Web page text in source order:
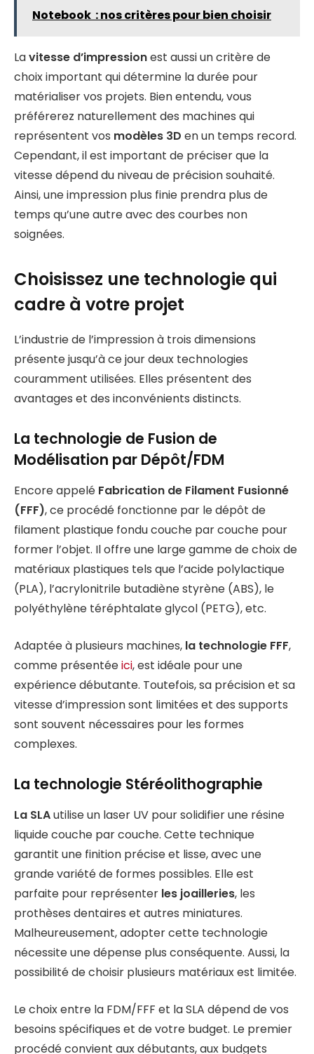
Notebook : nos critères pour bien choisir
Lavitesse d’impressionest aussi un critère de
choix important qui détermine la durée pour
matérialiser vos projets. Bien entendu, vous
préférerez naturellement des machines qui
représentent vos modèles 3D en un temps record.
Cependant, il est important de préciser que la
vitesse dépend du niveau de précision souhaité.
Ainsi, une impression plus finie prendra plus de
temps qu’une autre avec des courbes non
soignées.
Choisissez une technologie qui
cadre à votre projet
L’industrie de l’impression à trois dimensions
présente jusqu’à ce jour deux technologies
couramment utilisées. Elles présentent des
avantages et des inconvénients distincts.
La technologie de Fusion de
Modélisation par Dépôt/FDM
Encore appelé Fabrication de Filament Fusionné
(FFF), ce procédé fonctionne par le dépôt de
filament plastique fondu couche par couche pour
former l’objet. Il offre une large gamme de choix de
matériaux plastiques tels que l’acide polylactique
(PLA), l’acrylonitrile butadiène styrène (ABS), le
polyéthylène téréphtalate glycol (PETG), etc.
Adaptée à plusieurs machines, la technologie FFF,
comme présentéeici, est idéale pour une
expérience débutante. Toutefois, sa précision et sa
vitesse d’impression sont limitées et des supports
sont souvent nécessaires pour les formes
complexes.
La technologie Stéréolithographie
La SLAutilise un laser UV pour solidifier une résine
liquide couche par couche. Cette technique
garantit une finition précise et lisse, avec une
grande variété de formes possibles. Elle est
parfaite pour représenter les joailleries, les
prothèses dentaires et autres miniatures.
Malheureusement, adopter cette technologie
nécessite une dépense plus conséquente. Aussi, la
possibilité de choisir plusieurs matériaux est limitée.
Le choix entre la FDM/FFF et la SLA dépend de vos
besoins spécifiques et de votre budget. Le premier
procédé convient aux débutants, aux budgets